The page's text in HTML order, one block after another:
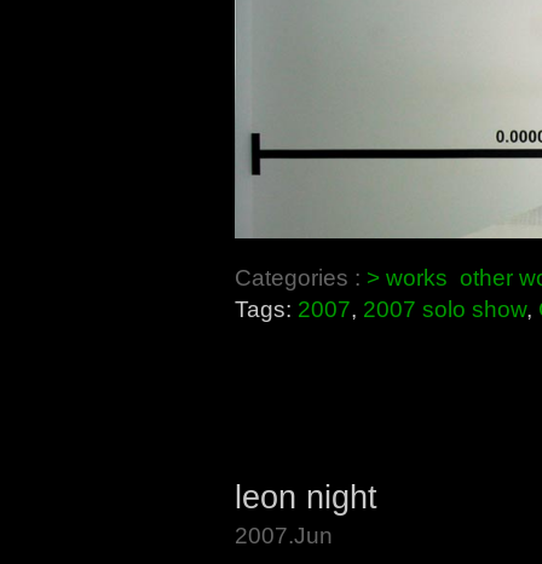
Categories : > works other
Tags: 2007, 2007 solo show,
leon night
2007.Jun